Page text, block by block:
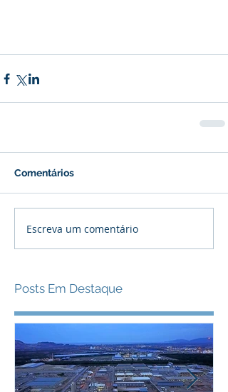
Comentários
Escreva um comentário
Posts Em Destaque